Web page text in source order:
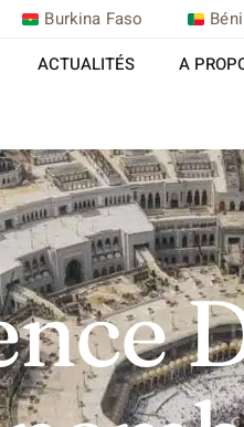
Burkina Faso
ACTUALITÉS A